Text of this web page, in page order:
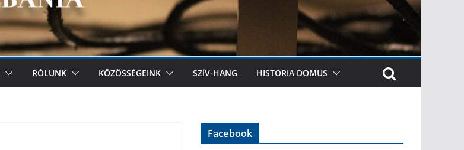
RÓLUNK KÖZÖSSÉGEINK SZÍV-HANG HISTORIA DOMUS
Facebook